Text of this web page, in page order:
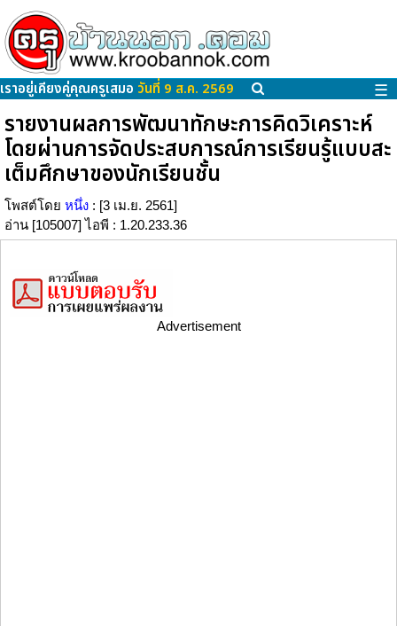
เราอยู่เคียงคู่คุณครูเสมอ วันที่ 9 ส.ค. 2569 ☰
รายงานผลการพัฒนาทักษะการคิดวิเคราะห์
โดยผ่านการจัดประสบการณ์การเรียนรู้แบบสะ
เต็มศึกษาของนักเรียนชั้น
โพสต์โดย หนึ่ง : [3 เม.ย. 2561]
อ่าน [105007] ไอพี : 1.20.233.36
Advertisement